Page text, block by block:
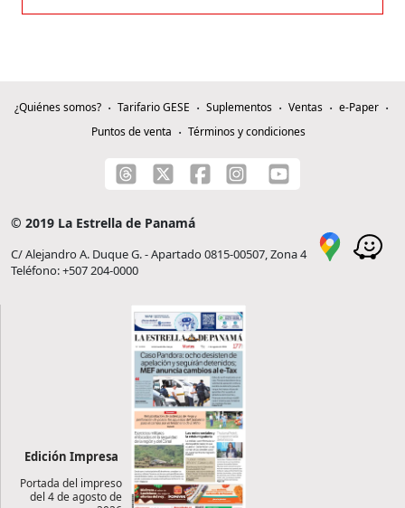
¿Quiénes somos? Tarifario GESE Suplementos Ventas
e-Paper
Puntos de venta
Términos y condiciones
© 2019 La Estrella de Panamá
C/ Alejandro A. Duque G. - Apartado 0815-00507, Zona 4
Teléfono: +507 204-0000
Edición Impresa
Portada del impreso
del 4 de agosto de